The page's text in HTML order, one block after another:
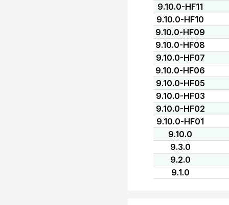
9.10.0-HF11
9.10.0-HF10
9.10.0-HF09
9.10.0-HF08
9.10.0-HF07
9.10.0-HF06
9.10.0-HF05
9.10.0-HF03
9.10.0-HF02
9.10.0-HF01
9.10.0
9.3.0
9.2.0
9.1.0